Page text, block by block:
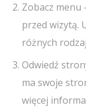
Zobacz menu
przed wizytą.
różnych
Odwiedź
ma swoje
więcej